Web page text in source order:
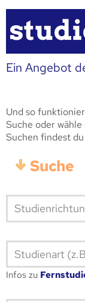
Ein Angebot
Und so
Suche oder
Suchen findest
Suche
Studienart
Infos zu